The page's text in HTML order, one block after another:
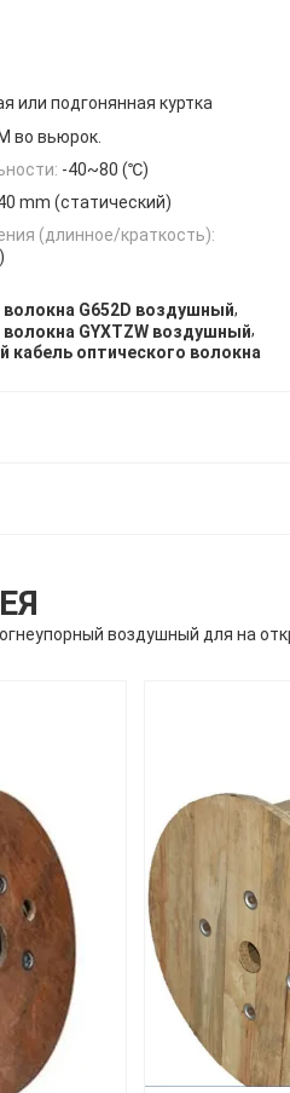
или подгонянная куртка
во вьюрок.
-40~80 (℃)
mm (статический)
(длинное/краткость):
волокна G652D воздушный,
GYXTZW воздушный,
кабель оптического волокна
воздушный для на